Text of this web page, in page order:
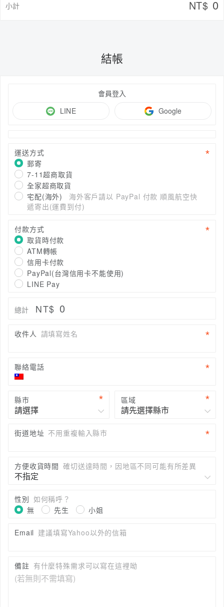
小計
NT$ 0
結帳
會員登入
LINE
Google
運送方式
郵寄
7-11超商取貨
全家超商取貨
宅配(海外)
海外客戶請以 PayPal 付款 順風航空快
遞寄出(運費到付)
付款方式
取貨時付款
ATM轉帳
信用卡付款
PayPal(台灣信用卡不能使用)
LINE Pay
總計 NT$ 0
收件人 請填寫姓名
聯絡電話
縣市 區域
街道地址 不用重複輸入縣市
方便收貨時間 確切送達時間，因地區不同可能有所差異
性別 如何稱呼？
無
先生 小姐
Email 建議填寫Yahoo以外的信箱
備註 有什麼特殊需求可以寫在這裡呦